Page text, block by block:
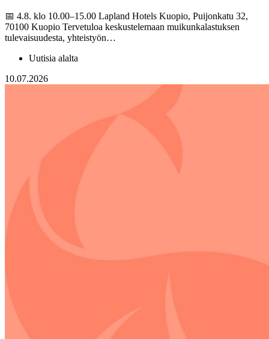
📅 4.8. klo 10.00–15.00 Lapland Hotels Kuopio, Puijonkatu 32,
70100 Kuopio Tervetuloa keskustelemaan muikunkalastuksen
tulevaisuudesta, yhteistyön…
Uutisia alalta
10.07.2026